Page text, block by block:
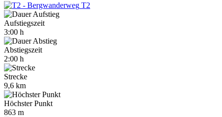
T2
Aufstiegszeit
3:00 h
Abstiegszeit
2:00 h
Strecke
9,6 km
Höchster Punkt
863 m